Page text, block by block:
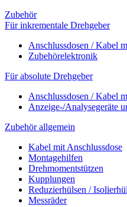
Zubehör
Für inkrementale Drehgeber
Anschlussdosen / Kabel
Zubehörelektronik
Für absolute Drehgeber
Anschlussdosen / Kabel
Anzeige-/Analysegeräte
Zubehör allgemein
Kabel mit Anschlussdose
Montagehilfen
Drehmomentstützen
Kupplungen
Reduzierhülsen /
Messräder